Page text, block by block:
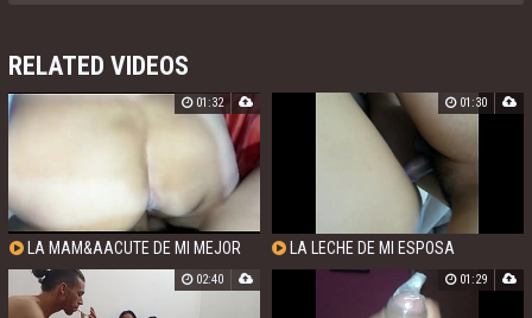
RELATED VIDEOS
LA MAM&AACUTE DE MI MEJOR
AMIGO
01:32
LA LECHE DE MI ESPOSA
01:30
02:40 01:29